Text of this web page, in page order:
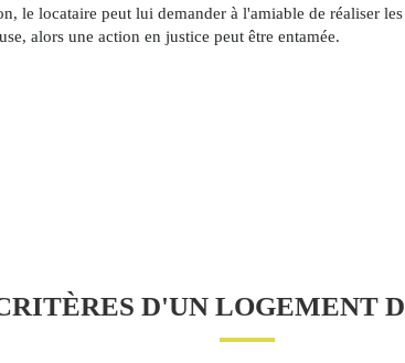
le locataire peut lui demander à l'amiable de réaliser
alors une action en justice peut être entamée.
D'UN LOGEMENT